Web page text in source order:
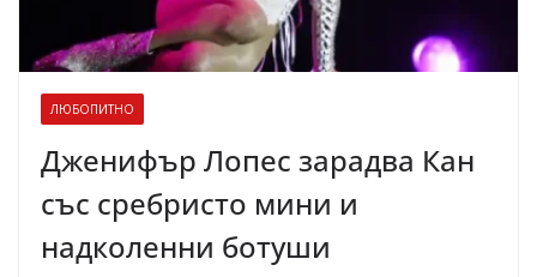
ЛЮБОПИТНО
Дженифър Лопес зарадва Кан
със сребристо мини и
надколенни ботуши